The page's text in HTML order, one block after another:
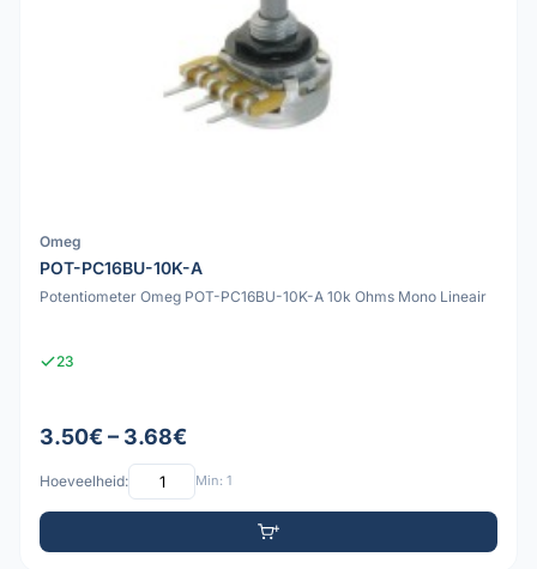
Omeg
POT-PC16BU-10K-A
Potentiometer Omeg POT-PC16BU-10K-A 10k Ohms Mono Lineair
23
3.50€ – 3.68€
Hoeveelheid: Min: 1